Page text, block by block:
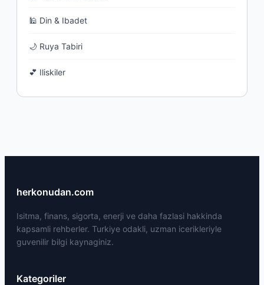
🕌 Din & Ibadet
🌙 Ruya Tabiri
💕 Iliskiler
herkonudan.com
Isitma, finans, sigorta, enerji ve daha fazlasi hakkinda
kapsamli rehberler. Turkiye odakli, uzman icerikleriyle
guvenilir bilgi kaynaginiz.
Kategoriler